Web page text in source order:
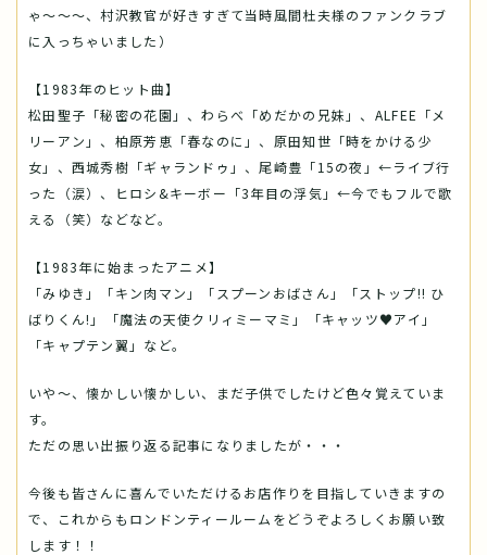
ゃ～～～、村沢教官が好きすぎて当時風間杜夫様のファンクラブ
に入っちゃいました）
【1983年のヒット曲】
松田聖子「秘密の花園」、わらべ「めだかの兄妹」、ALFEE「メ
リーアン」、柏原芳恵「春なのに」、原田知世「時をかける少
女」、西城秀樹「ギャランドゥ」、尾崎豊「15の夜」←ライブ行
った（涙）、ヒロシ&キーボー「3年目の浮気」←今でもフルで歌
える（笑）などなど。
【1983年に始まったアニメ】
「みゆき」「キン肉マン」「スプーンおばさん」「ストップ!! ひ
ばりくん!」「魔法の天使クリィミーマミ」「キャッツ♥アイ」
「キャプテン翼」など。
いや～、懐かしい懐かしい、まだ子供でしたけど色々覚えていま
す。
ただの思い出振り返る記事になりましたが・・・
今後も皆さんに喜んでいただけるお店作りを目指していきますの
で、これからもロンドンティールームをどうぞよろしくお願い致
します！！